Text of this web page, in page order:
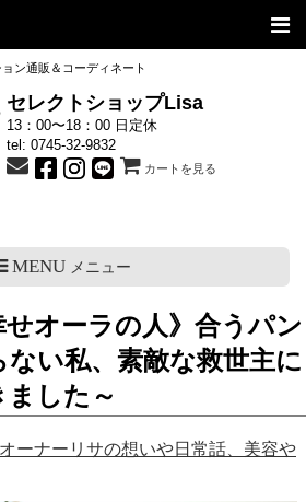
ン通販＆コーディネート
セレクトショップLisa
13：00〜18：00 日定休
tel: 0745-32-9832
カートを見る
MENUメニュー
せオーラの人》合うパン
い私、素敵な救世主に
した～
オーナーリサの想いや日常話、美容や